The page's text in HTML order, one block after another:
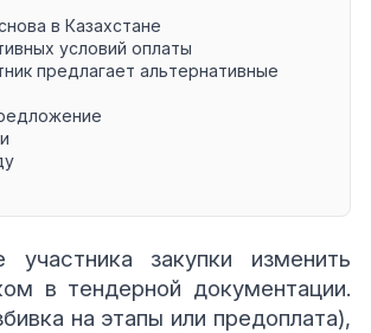
в Казахстане
условий оплаты
предлагает альтернативные
закупки изменить
в тендерной документации.
на этапы или предоплата),